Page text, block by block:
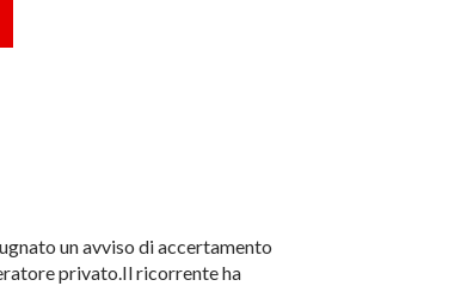
un avviso di accertamento
privato.Il ricorrente ha